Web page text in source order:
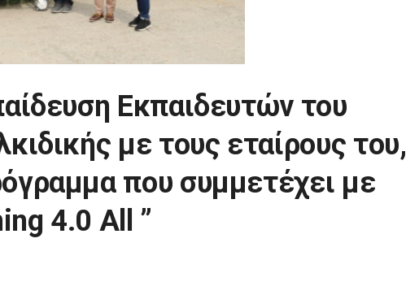
Εκπαιδευτών του
με τους εταίρους του,
που συμμετέχει με
4.0 All ”